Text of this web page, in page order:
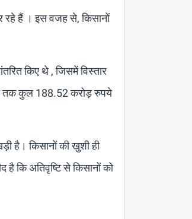
रहे हैं । इस वजह से, किसानों
किए थे , जिसमें विस्तार
अब तक कुल 188.52 करोड़ रुपये
है। किसानों की खुशी ही
है कि अतिवृष्टि से किसानों को